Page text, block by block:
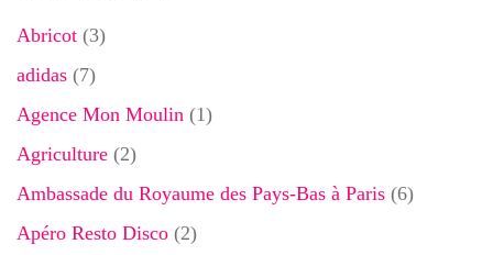
Abricot (3)
adidas (7)
Agence Mon Moulin (1)
Agriculture (2)
Ambassade du Royaume des Pays-Bas à Paris (6)
Apéro Resto Disco (2)